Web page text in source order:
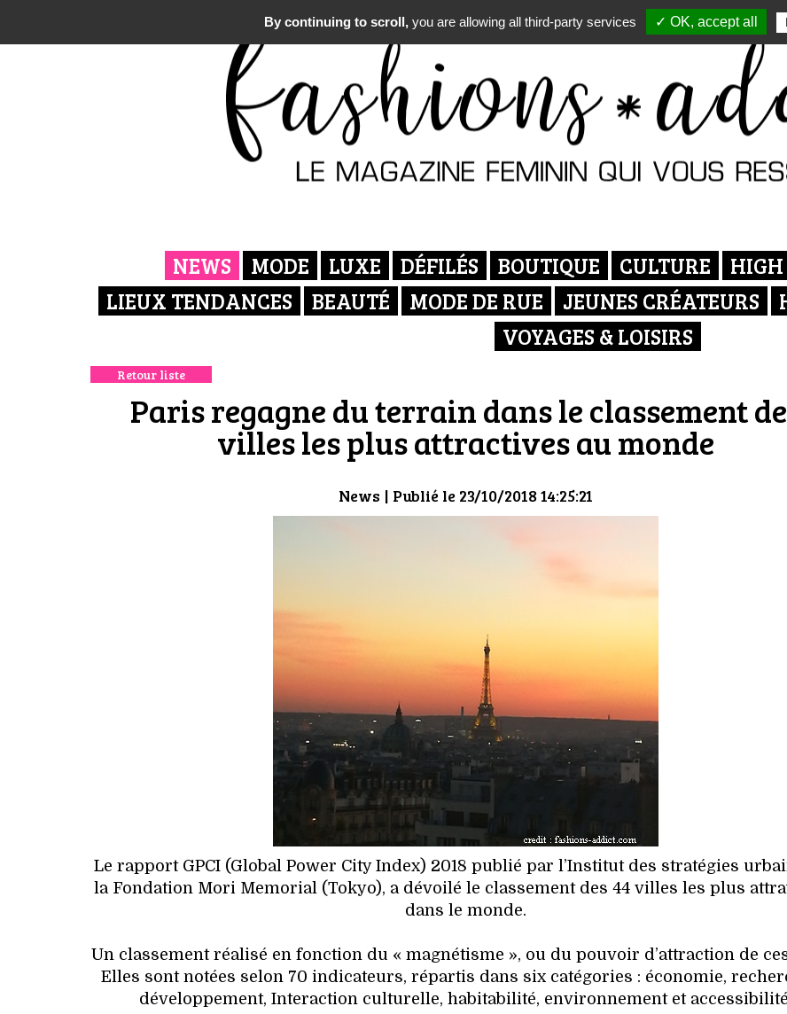
NEWS MODE LUXE DÉFILÉS BOUTIQUE CULTURE HIGH
LIEUX TENDANCES
BEAUTÉ MODE DE RUE JEUNES CRÉATEURS
VOYAGES & LOISIRS
Retour liste
Paris regagne du terrain dans le classement
villes les plus attractives au monde
News | Publié le 23/10/2018 14:25:21
Le rapport GPCI (Global Power City Index) 2018 publié par l’Institut des stratégies
la Fondation Mori Memorial (Tokyo), a dévoilé le classement des 44 villes les plus
dans le monde.
Un classement réalisé en fonction du « magnétisme », ou du pouvoir d’attraction de
Elles sont notées selon 70 indicateurs, répartis dans six catégories : économie,
développement, Interaction culturelle, habitabilité, environnement et
By continuing to scroll, you are allowing all third-party services ✓ OK, accept all